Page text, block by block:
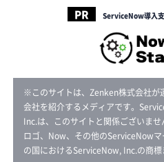
ServiceNow導入
※このサイトは、Zenken株式会社が
会社を紹介するメディアです。
Inc.は、このサイトと関係ございま
ロゴ、Now、その他のServiceNow
の国におけるServiceNow, Inc.の商標